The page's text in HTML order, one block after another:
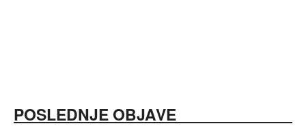
POSLEDNJE OBJAVE